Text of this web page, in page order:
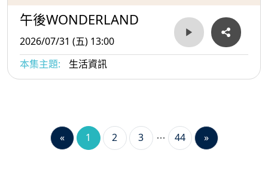
午後WONDERLAND
2026/07/31 (五) 13:00
本集主題:
生活資訊
« 1 2 3 44 »